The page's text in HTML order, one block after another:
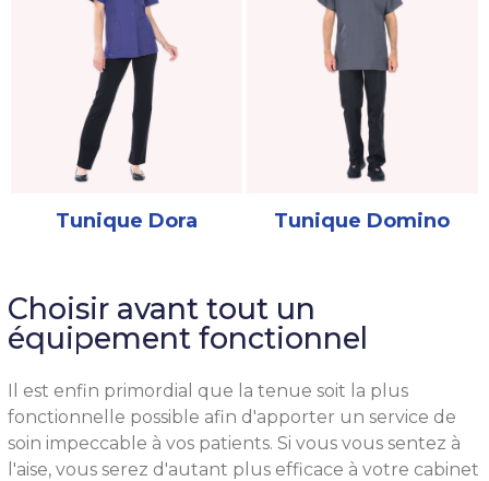
Tunique Dora Tunique Domino
Choisir avant tout un
équipement fonctionnel
Il est enfin primordial que la tenue soit la plus
fonctionnelle possible afin d'apporter un service de
soin impeccable à vos patients. Si vous vous sentez à
l'aise, vous serez d'autant plus efficace à votre cabinet